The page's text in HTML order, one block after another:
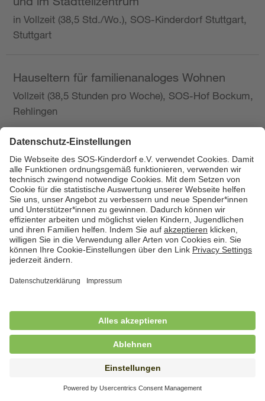
in Vollzeit (38,5 Std./Wo.), SOS-Kinderdorf Stuttgart,
Stuttgart
Hauseltern für familienanaloges Wohnen
Vollzeit (38,5 Stunden pro Woche), SOS-Hof Bockum,
Rehlingen
Hauswirtschafterin / Köchin (m/w/d) als
Ausbilderin (m/w/d) im Bereich
Nahrungszubereitung
in Vollzeit (38,5 Std./Wo.), SOS-Kinderdorf
Saarbrücken, Saarbrücken
Hauswirtschaftskraft (m/w/d)
in unbefristeter Anstellung, Teilzeit (25 Std./Wo.), SOS-